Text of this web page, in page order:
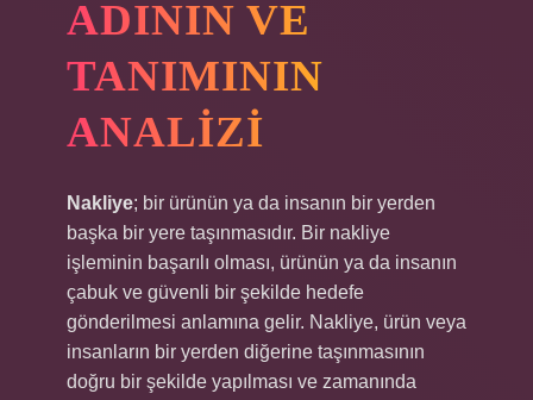
ADININ VE
TANIMININ
ANALIZI
Nakliye; bir ürünün ya da insanın bir yerden
başka bir yere taşınmasıdır. Bir nakliye
işleminin başarılı olması, ürünün ya da insanın
çabuk ve güvenli bir şekilde hedefe
gönderilmesi anlamına gelir. Nakliye, ürün veya
insanların bir yerden diğerine taşınmasının
doğru bir şekilde yapılması ve zamanında